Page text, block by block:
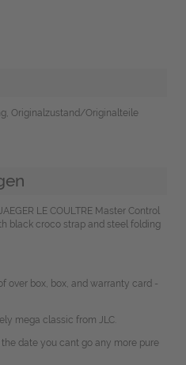
Originalzustand/Originalteile
LE COULTRE Master Control
black croco strap and steel folding
over box, box, and warranty card -
mega classic from JLC.
date you cant go any more pure